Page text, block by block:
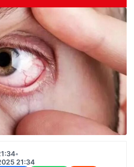
•
21:34